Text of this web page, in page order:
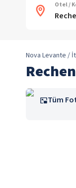
Otel /
Nova Levante /
Tüm